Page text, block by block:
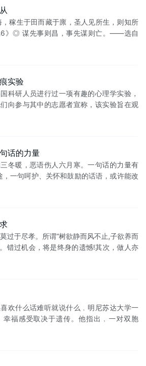
稼生于田而藏于廪，圣人见所生，则知所
》◎ 谋先事则昌，事先谋则亡。——选自
求之于...
实验
科研人员进行过一项有趣的心理学实验，
向参与其中的志愿者宣称，该实验旨在观
生人作何反应，尤其是面部有伤痕的人。
有镜...
话的力量
冬暖，恶语伤人六月寒。一句话的力量有
，一句呵护、关怀和鼓励的话语，或许能改
女司机小王遇到抢匪。她把身上所有的钱
挣...
于尽孝。所谓“树欲静而风不止,子欲养而
错过机会，将是终身的遗憾!其次，做人亦
...
欢什么话难听就说什么﹐明尼苏达大学一
幸福感受取决于遗传。他指出﹐一对双胞
CEO﹐另一个做水管工人﹐但对人生的满
他们...